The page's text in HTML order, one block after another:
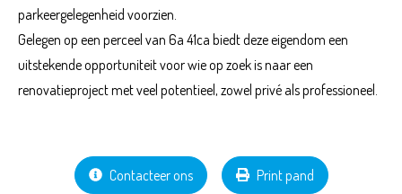
parkeergelegenheid voorzien.
Gelegen op een perceel van 6a 41ca biedt deze eigendom een
uitstekende opportuniteit voor wie op zoek is naar een
renovatieproject met veel potentieel, zowel privé als professioneel.
Contacteer ons Print pand